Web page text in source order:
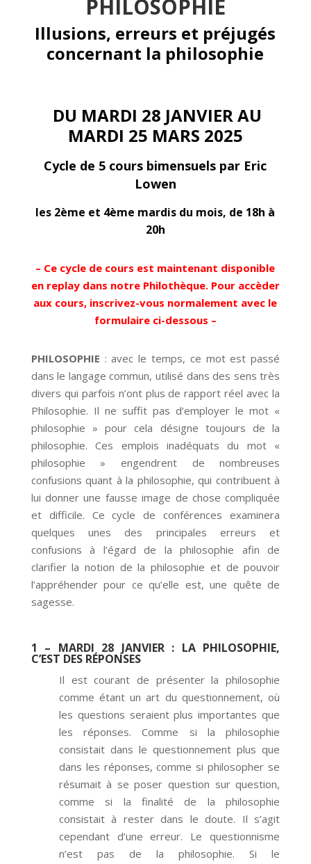
PHILOSOPHIE
Illusions, erreurs et préjugés
concernant la philosophie
DU MARDI 28 JANVIER AU
MARDI 25 MARS 2025
Cycle de 5 cours bimensuels par Eric
Lowen
les 2ème et 4ème mardis du mois, de 18h à
20h
– Ce cycle de cours est maintenant disponible
en replay dans notre Philothèque. Pour accèder
aux cours, inscrivez-vous normalement avec le
formulaire ci-dessous –
PHILOSOPHIE : avec le temps, ce mot est passé
dans le langage commun, utilisé dans des sens très
divers qui parfois n’ont plus de rapport réel avec la
Philosophie. Il ne suffit pas d’employer le mot «
philosophie » pour cela désigne toujours de la
philosophie. Ces emplois inadéquats du mot «
philosophie » engendrent de nombreuses
confusions quant à la philosophie, qui contribuent à
lui donner une fausse image de chose compliquée
et difficile. Ce cycle de conférences examinera
quelques unes des principales erreurs et
confusions à l’égard de la philosophie afin de
clarifier la notion de la philosophie et de pouvoir
l’appréhender pour ce qu’elle est, une quête de
sagesse.
1 – MARDI 28 JANVIER : LA PHILOSOPHIE,
C’EST DES RÉPONSES
Il est courant de présenter la philosophie
comme étant un art du questionnement, où
les questions seraient plus importantes que
les réponses. Comme si la philosophie
consistait dans le questionnement plus que
dans les réponses, comme si philosopher se
résumait à se poser question sur question,
comme si la finalité de la philosophie
consistait à rester dans le doute. Il s’agit
cependant d’une erreur. Le questionnisme
n’est pas de la philosophie. Si le